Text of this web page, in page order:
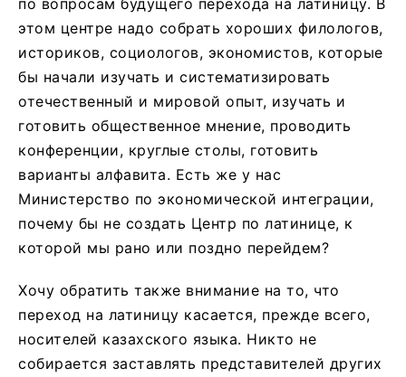
этом центре надо собрать хороших филологов,
историков, социологов, экономистов, которые
бы начали изучать и систематизировать
отечественный и мировой опыт, изучать и
готовить общественное мнение, проводить
конференции, круглые столы, готовить
варианты алфавита. Есть же у нас
Министерство по экономической интеграции,
почему бы не создать Центр по латинице, к
которой мы рано или поздно перейдем?
Хочу обратить также внимание на то, что
переход на латиницу касается, прежде всего,
носителей казахского языка. Никто не
собирается заставлять представителей других